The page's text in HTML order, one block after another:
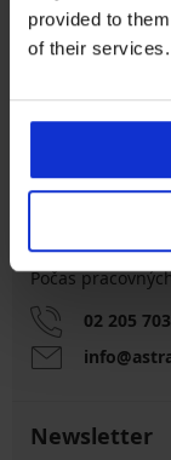
provided to
of their services.
8 % z
Zákaznícka
Počas
02 205
Newsletter